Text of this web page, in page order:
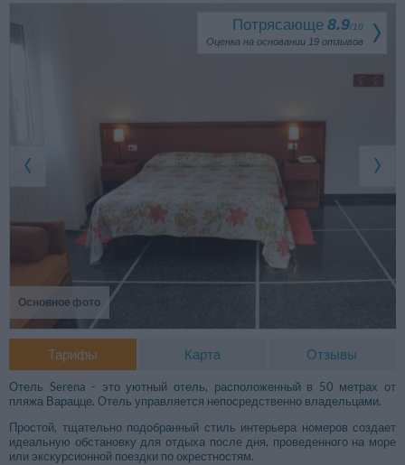
Основное фото
Потрясающе 8.9/10
Оценка на основании 19 отзывов
Тарифы Карта Отзывы
Отель Serena - это уютный отель, расположенный в 50 метрах от
пляжа Варацце. Отель управляется непосредственно владельцами.
Простой, тщательно подобранный стиль интерьера номеров создает
идеальную обстановку для отдыха после дня, проведенного на море
или экскурсионной поездки по окрестностям.